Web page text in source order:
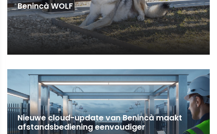
Benincà WOLF
Nieuwe cloud-update van Benincà maakt
afstandsbediening eenvoudiger